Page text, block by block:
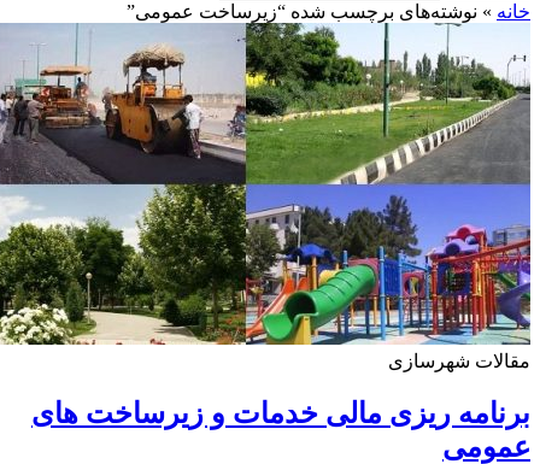
»نوشته‌های برچسب شده “زیرساخت عمومی”
شهرسازی
ریزی مالی خدمات و زیرساخت های